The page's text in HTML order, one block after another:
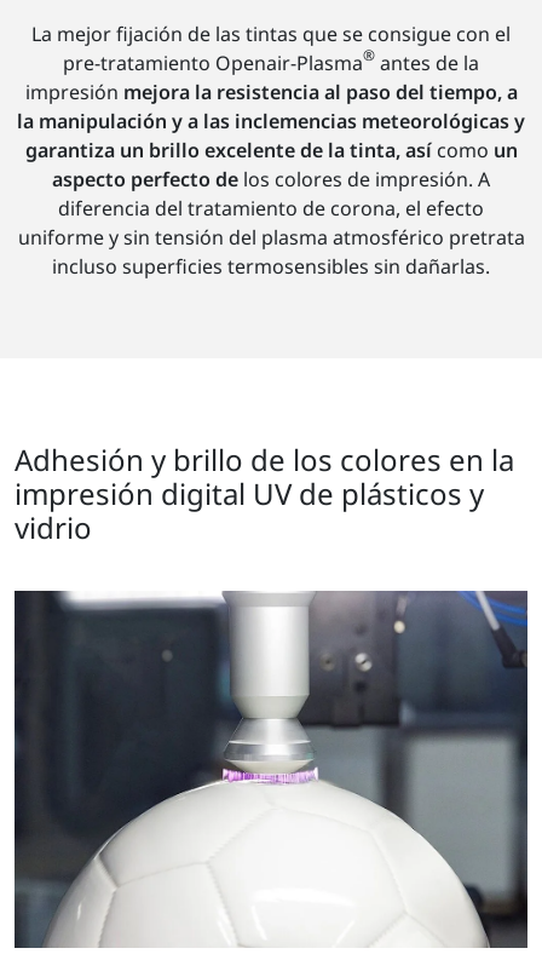
La mejor fijación de las tintas que se consigue con el
pre-tratamiento Openair-Plasma® antes de la
impresión mejora la resistencia al paso del tiempo, a
la manipulación y a las inclemencias meteorológicas y
garantiza un brillo excelente de la tinta, asícomo un
aspecto perfecto de los colores de impresión. A
diferencia del tratamiento de corona, el efecto
uniforme y sin tensión del plasma atmosférico pretrata
incluso superficies termosensibles sin dañarlas.
Adhesión y brillo de los colores en la
impresión digital UV de plásticos y
vidrio